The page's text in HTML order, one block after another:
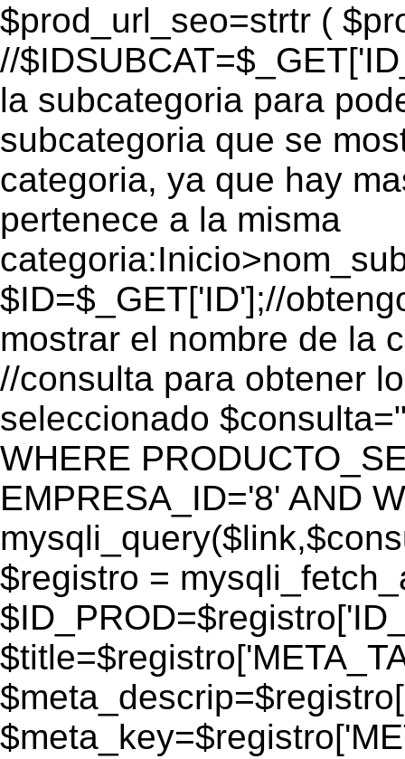
$prod_url_seo=strtr (
//
la subcategoria para
subcategoria que se
categoria, ya que hay
pertenece a la misma
$ID=$_GET['ID'];//
mostrar el nombre de la
//consulta para obtener
seleccionado
WHERE
EMPRESA_ID='8' AND
$registro =